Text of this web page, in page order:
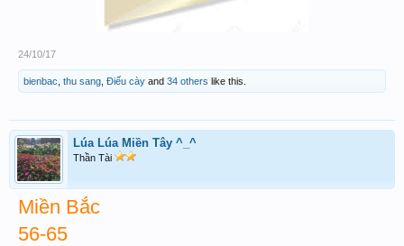
24/10/17
bienbac thu sang Điếu cày and 34 others like this.
Lúa Lúa Miền Tây ^_^
Thần Tài
Miền Bắc
56-65